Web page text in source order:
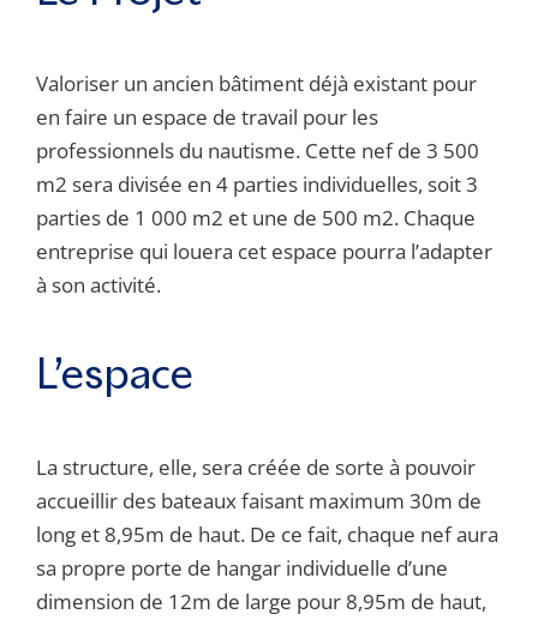
Valoriser un ancien bâtiment déjà existant pour
en faire un espace de travail pour les
professionnels du nautisme. Cette nef de 3 500
m2 sera divisée en 4 parties individuelles, soit 3
parties de 1 000 m2 et une de 500 m2. Chaque
entreprise qui louera cet espace pourra l’adapter
à son activité.
L’espace
La structure, elle, sera créée de sorte à pouvoir
accueillir des bateaux faisant maximum 30m de
long et 8,95m de haut. De ce fait, chaque nef aura
sa propre porte de hangar individuelle d’une
dimension de 12m de large pour 8,95m de haut,